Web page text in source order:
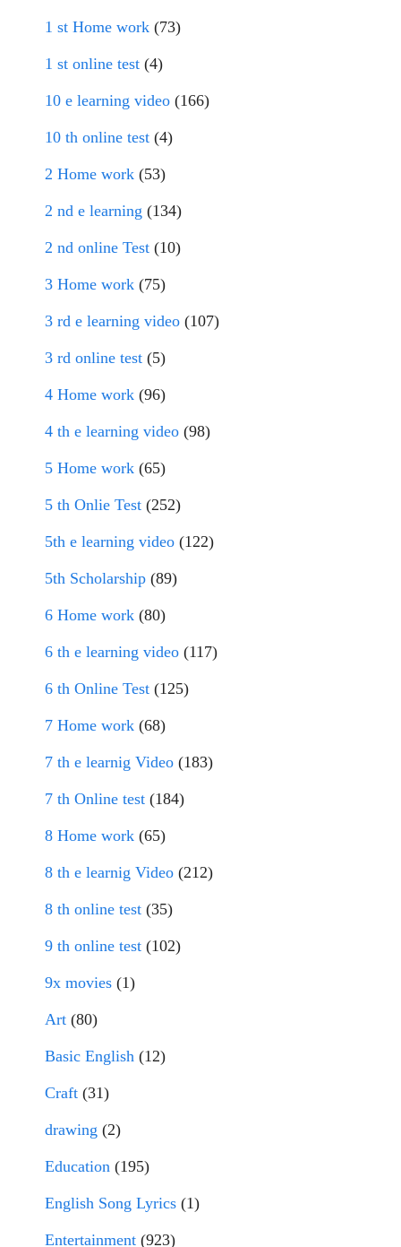
1 st Home work (73)
1 st online test (4)
10 e learning video (166)
10 th online test (4)
2 Home work (53)
2 nd e learning (134)
2 nd online Test (10)
3 Home work (75)
3 rd e learning video (107)
3 rd online test (5)
4 Home work (96)
4 th e learning video (98)
5 Home work (65)
5 th Onlie Test (252)
5th e learning video (122)
5th Scholarship (89)
6 Home work (80)
6 th e learning video (117)
6 th Online Test (125)
7 Home work (68)
7 th e learnig Video (183)
7 th Online test (184)
8 Home work (65)
8 th e learnig Video (212)
8 th online test (35)
9 th online test (102)
9x movies (1)
Art (80)
Basic English (12)
Craft (31)
drawing (2)
Education (195)
English Song Lyrics (1)
Entertainment (923)